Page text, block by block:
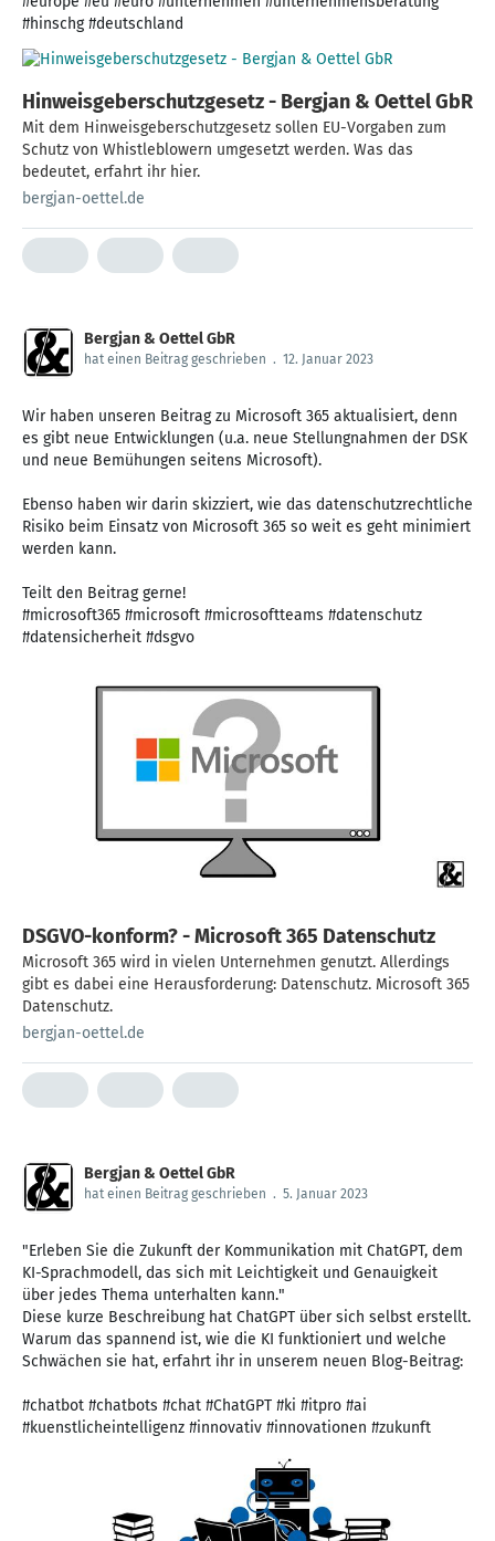
#hinschg #deutschland
Hinweisgeberschutzgesetz - Bergjan & Oettel GbR
Mit dem Hinweisgeberschutzgesetz sollen EU-Vorgaben zum
Schutz von Whistleblowern umgesetzt werden. Was das
bedeutet, erfahrt ihr hier.
bergjan-oettel.de
Bergjan & Oettel GbR
hat einen Beitrag geschrieben . 12. Januar 2023
Wir haben unseren Beitrag zu Microsoft 365 aktualisiert, denn
es gibt neue Entwicklungen (u.a. neue Stellungnahmen der DSK
und neue Bemühungen seitens Microsoft).
Ebenso haben wir darin skizziert, wie das datenschutzrechtliche
Risiko beim Einsatz von Microsoft 365 so weit es geht minimiert
werden kann.
Teilt den Beitrag gerne!
#microsoft365 #microsoft #microsoftteams #datenschutz
#datensicherheit #dsgvo
DSGVO-konform? - Microsoft 365 Datenschutz
Microsoft 365 wird in vielen Unternehmen genutzt. Allerdings
gibt es dabei eine Herausforderung: Datenschutz. Microsoft 365
Datenschutz.
bergjan-oettel.de
Bergjan & Oettel GbR
hat einen Beitrag geschrieben . 5. Januar 2023
"Erleben Sie die Zukunft der Kommunikation mit ChatGPT, dem
KI-Sprachmodell, das sich mit Leichtigkeit und Genauigkeit
über jedes Thema unterhalten kann."
Diese kurze Beschreibung hat ChatGPT über sich selbst erstellt.
Warum das spannend ist, wie die KI funktioniert und welche
Schwächen sie hat, erfahrt ihr in unserem neuen Blog-Beitrag:
#chatbot #chatbots #chat #ChatGPT #ki #itpro #ai
#kuenstlicheintelligenz #innovativ #innovationen #zukunft